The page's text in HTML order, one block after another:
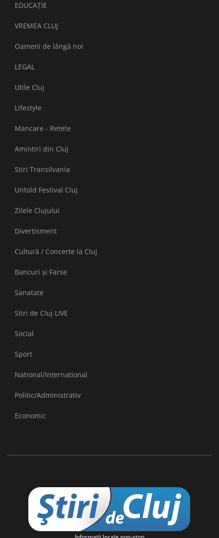
EDUCAȚIE
VREMEA CLUJ
Oameni de lângă noi
LEGAL
Utile Cluj
Lifestyle
Mancare - Retete
Amintiri din Cluj
Stiri Transilvania
Untold Festival Cluj
Zilele Clujului
Divertisment
Cultură / Concerte la Cluj
Bancuri și Farse
Sanatate
Stiri de Cluj LIVE
Social
Sport
National/International
Politic/Administrativ
Economic